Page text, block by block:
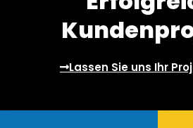
Lassen Sie uns Ihr